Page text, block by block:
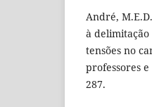
André,
à delimitação
tensões no
professores
287.